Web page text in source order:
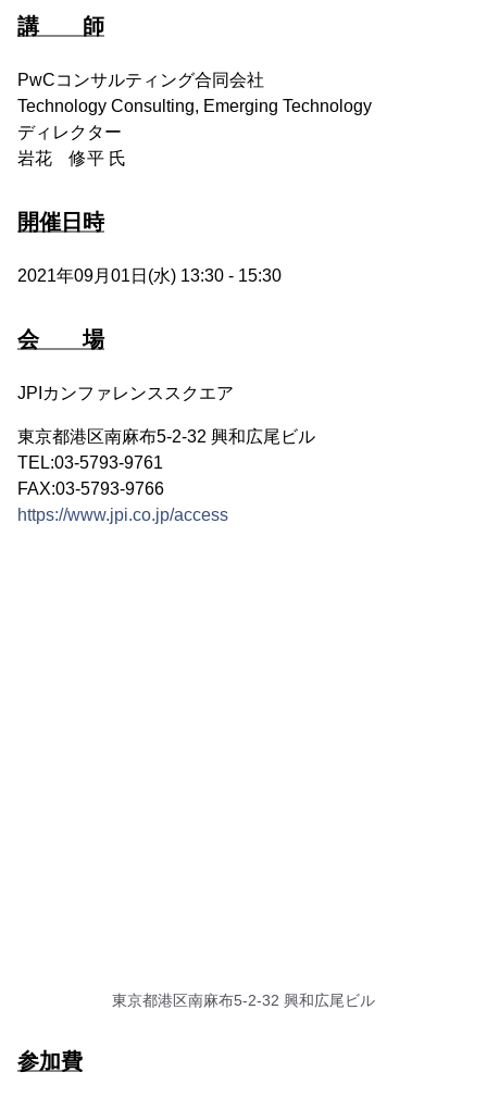
講 師
PwCコンサルティング合同会社
Technology Consulting, Emerging Technology
ディレクター
岩花 修平 氏
開催日時
2021年09月01日(水) 13:30 - 15:30
会 場
JPIカンファレンススクエア
東京都港区南麻布5-2-32 興和広尾ビル
TEL:03-5793-9761
FAX:03-5793-9766
https://www.jpi.co.jp/access
東京都港区南麻布5-2-32 興和広尾ビル
参加費